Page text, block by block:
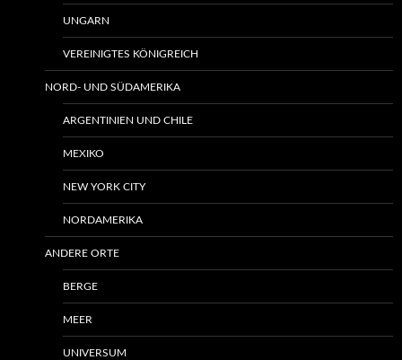
UNGARN
VEREINIGTES KÖNIGREICH
NORD- UND SÜDAMERIKA
ARGENTINIEN UND CHILE
MEXIKO
NEW YORK CITY
NORDAMERIKA
ANDERE ORTE
BERGE
MEER
UNIVERSUM